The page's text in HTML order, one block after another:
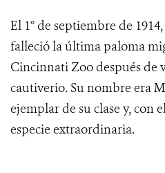
El 1° de septiembre de
falleció la última paloma
Cincinnati Zoo después de
cautiverio. Su nombre era
ejemplar de su clase y, con
especie extraordinaria.